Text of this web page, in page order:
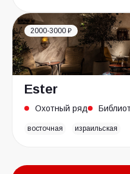
2000-3000 ₽
Ester
Охотный ряд
восточная израильская